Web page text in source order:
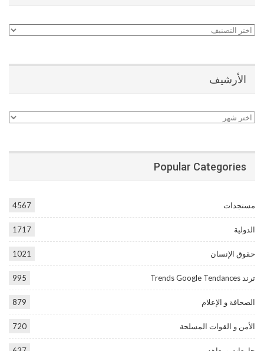
تصنيفات
الأرشيف
الأرشيف
Popular Categories
مستجدات 4567
الدولية 1717
حقوق الإنسان 1021
ترند Trends Google Tendances 995
الصحافة و الإعلام 879
الأمن و القوات المسلحة 720